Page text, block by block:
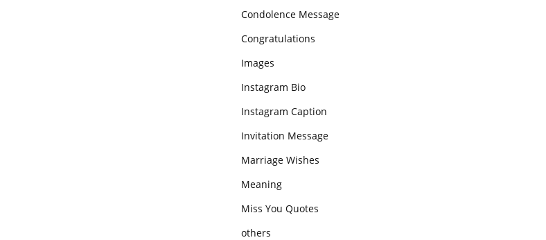
Condolence Message
Congratulations
Images
Instagram Bio
Instagram Caption
Invitation Message
Marriage Wishes
Meaning
Miss You Quotes
others